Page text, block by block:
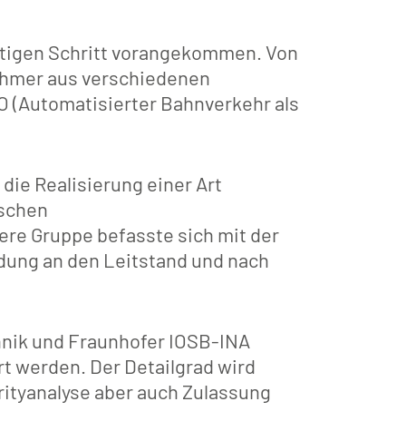
Schritt vorangekommen. Von
aus verschiedenen
(Automatisierter Bahnverkehr als
Realisierung einer Art
Gruppe befasste sich mit der
an den Leitstand und nach
und Fraunhofer IOSB-INA
werden. Der Detailgrad wird
aber auch Zulassung